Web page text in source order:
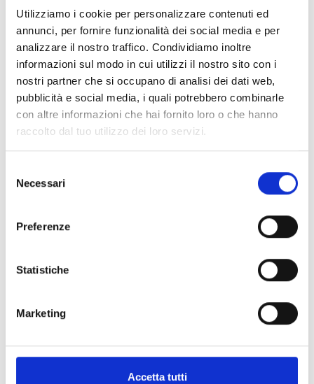
Utilizziamo i cookie per personalizzare contenuti ed
annunci, per fornire funzionalità dei social media e per
analizzare il nostro traffico. Condividiamo inoltre
informazioni sul modo in cui utilizzi il nostro sito con i
nostri partner che si occupano di analisi dei dati web,
pubblicità e social media, i quali potrebbero combinarle
con altre informazioni che hai fornito loro o che hanno
raccolto dal tuo utilizzo dei loro servizi.
delNecessari
Preferenze
Statistiche
Marketing
Accetta tutti
batterie interne, son clavier et son écran, mais il
peut également être alimenté par USB. Le kit est
livré dans une mallette contenant tous les
accessoires nécessaires, prêt à l'emploi pour une
utilisation professionnelle.
Ce produit est disponible dans les versions
suivantes
Kit pour la gestion en boucle et la
programmation manuelle des
dispositifs de détection d'incendie